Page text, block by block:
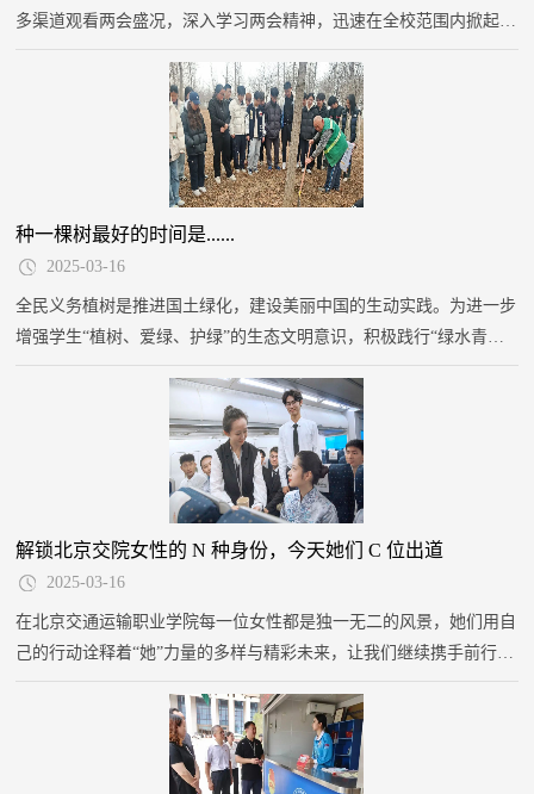
多渠道观看两会盛况，深入学习两会精神，迅速在全校范围内掀起了
会、道期盼，表达为推进教育强国、交通强国建设、民族复兴伟业不
懈奋斗的信心和决心。
种一棵树最好的时间是......
2025-03-16
全民义务植树是推进国土绿化，建设美丽中国的生动实践。为进一步
增强学生“植树、爱绿、护绿”的生态文明意识，积极践行“绿水青山
绿”，3月11日，在植树节来临之际，学院师生前往大兴机场门户区开
展“春风催新绿、植树正当时”林地植树尽责活动。
解锁北京交院女性的 N 种身份，今天她们 C 位出道
2025-03-16
在北京交通运输职业学院每一位女性都是独一无二的风景，她们用自
己的行动诠释着“她”力量的多样与精彩未来，让我们继续携手前行用
性都能绽放属于自己的光芒！